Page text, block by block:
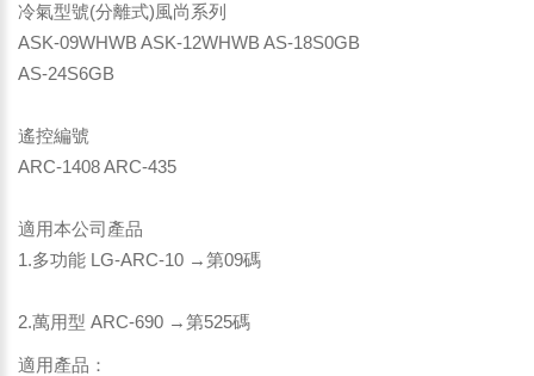
冷氣型號(分離式)風尚系列
ASK-09WHWB ASK-12WHWB AS-18S0GB
AS-24S6GB
遙控編號
ARC-1408 ARC-435
適用本公司產品
1.多功能 LG-ARC-10 →第09碼
2.萬用型 ARC-690 →第525碼
適用產品：